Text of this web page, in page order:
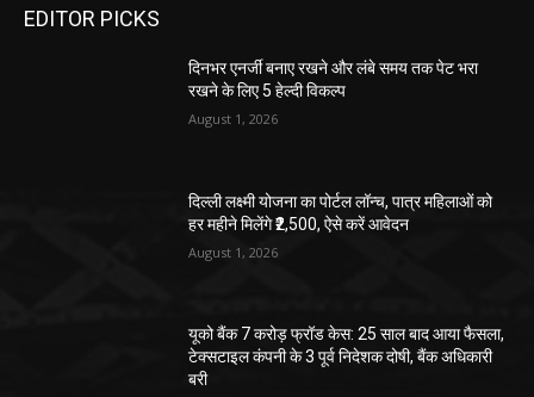
EDITOR PICKS
दिनभर एनर्जी बनाए रखने और लंबे समय तक पेट भरा
रखने के लिए 5 हेल्दी विकल्प
August 1, 2026
दिल्ली लक्ष्मी योजना का पोर्टल लॉन्च, पात्र महिलाओं को
हर महीने मिलेंगे ₹2,500, ऐसे करें आवेदन
August 1, 2026
यूको बैंक 7 करोड़ फ्रॉड केस: 25 साल बाद आया फैसला,
टेक्सटाइल कंपनी के 3 पूर्व निदेशक दोषी, बैंक अधिकारी
बरी